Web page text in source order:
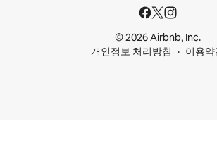
© 2026 Airbnb, Inc.
개인정보 처리방침
이용